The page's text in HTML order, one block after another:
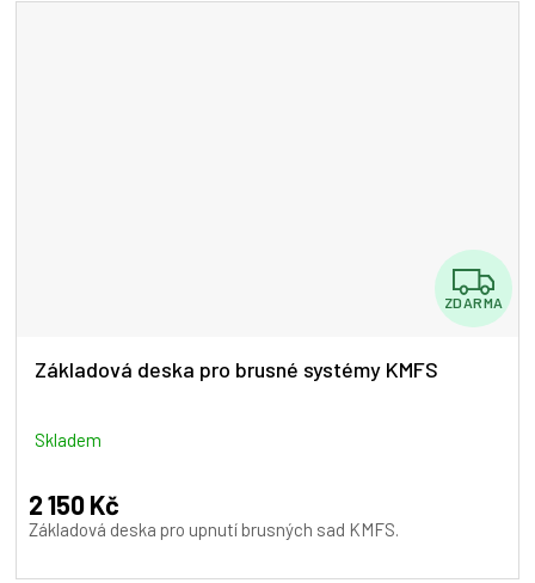
Z
D
ZDARMA
Základová deska pro brusné systémy KMFS
Skladem
2 150 Kč
Základová deska pro upnutí brusných sad KMFS.